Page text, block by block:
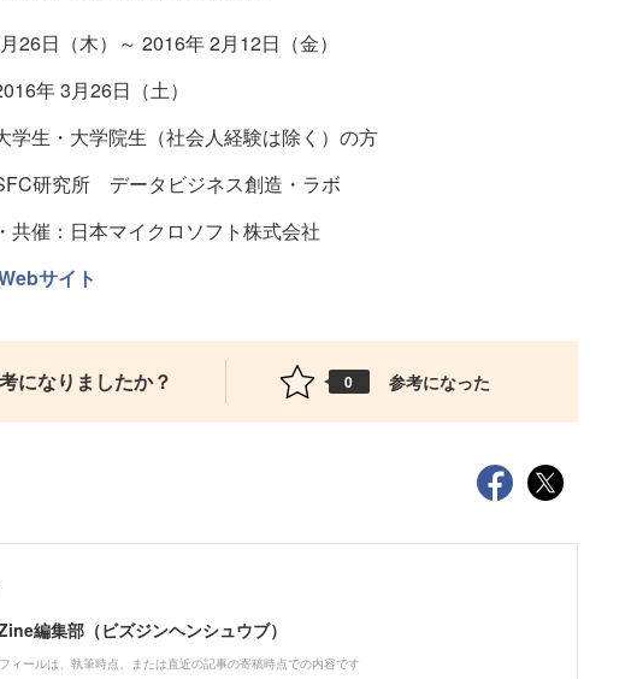
26日（木）～ 2016年 2月12日（金）
年 3月26日（土）
学生・大学院生（社会人経験は除く）の方
研究所 データビジネス創造・ラボ
共催：日本マイクロソフト株式会社
サイト
になりましたか？ 0 参考になった
編集部（ビズジンヘンシュウブ）
ィールは、執筆時点、または直近の記事の寄稿時点での内容です